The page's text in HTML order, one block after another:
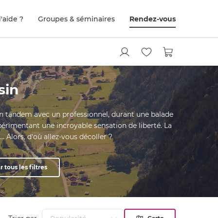
? Groupes & séminaires Rendez-vous
tandem avec un professionnel, durant une balade
une incroyable sensation de liberté. La
Alors, d'où allez-vous décoller ?
tous les filtres